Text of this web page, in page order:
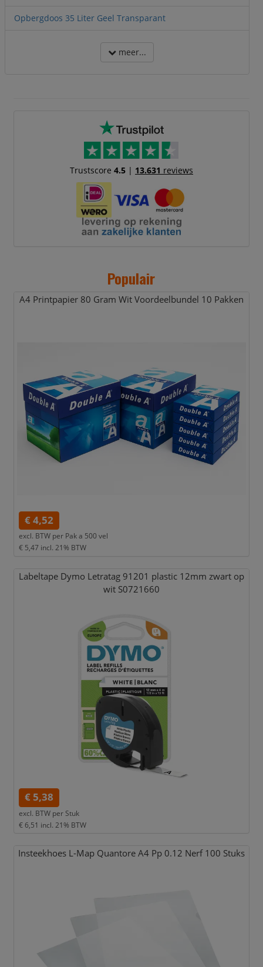
Opbergdoos 35 Liter Geel Transparant
meer...
Trustscore 4.5| 13.631 reviews
Populair
A4 Printpapier 80 Gram Wit Voordeelbundel 10 Pakken
€ 4,52
excl. BTW per Pak a 500 vel
€ 5,47 incl. 21% BTW
Labeltape Dymo Letratag 91201 plastic 12mm zwart op
wit S0721660
€ 5,38
excl. BTW per Stuk
€ 6,51 incl. 21% BTW
Insteekhoes L-Map Quantore A4 Pp 0.12 Nerf 100 Stuks